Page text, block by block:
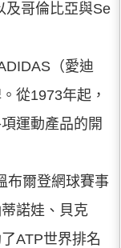
及哥倫比亞與Se
（愛迪
從1973年起，
運動產品的開
布爾登網球賽事
諾娃、貝克
ATP世界排名